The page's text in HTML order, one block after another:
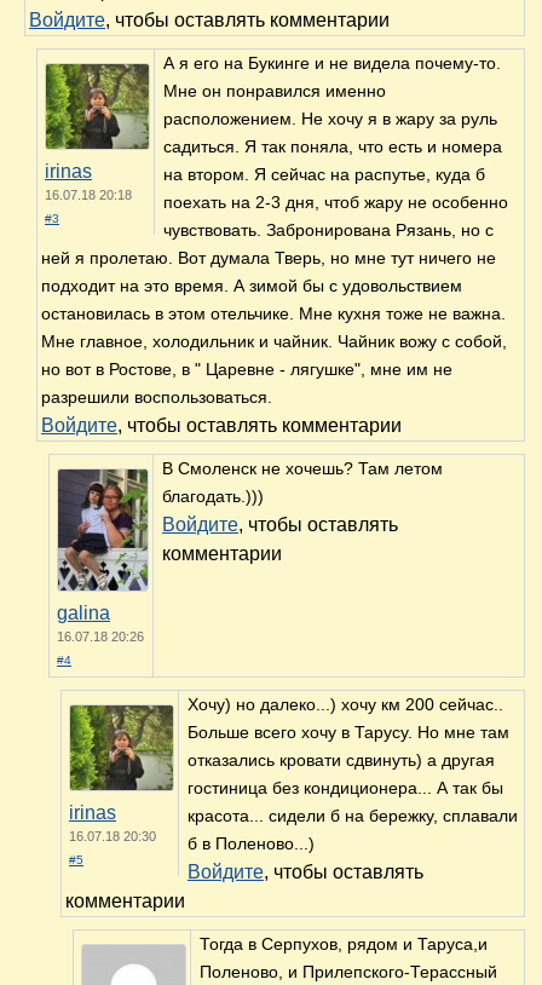
Войдите, чтобы оставлять комментарии
irinas
16.07.18 20:18
#3
А я его на Букинге и не видела почему-то.
Мне он понравился именно
расположением. Не хочу я в жару за руль
садиться. Я так поняла, что есть и номера
на втором. Я сейчас на распутье, куда б
поехать на 2-3 дня, чтоб жару не особенно
чувствовать. Забронирована Рязань, но с
ней я пролетаю. Вот думала Тверь, но мне тут ничего не
подходит на это время. А зимой бы с удовольствием
остановилась в этом отельчике. Мне кухня тоже не важна.
Мне главное, холодильник и чайник. Чайник вожу с собой,
но вот в Ростове, в " Царевне - лягушке", мне им не
разрешили воспользоваться.
Войдите, чтобы оставлять комментарии
galina
16.07.18 20:26
#4
В Смоленск не хочешь? Там летом
благодать.)))
Войдите, чтобы оставлять
комментарии
irinas
16.07.18 20:30
#5
Хочу) но далеко...) хочу км 200 сейчас..
Больше всего хочу в Тарусу. Но мне там
отказались кровати сдвинуть) а другая
гостиница без кондиционера... А так бы
красота... сидели б на бережку, сплавали
б в Поленово...)
Войдите, чтобы оставлять
комментарии
Тогда в Серпухов, рядом и Таруса,и
Поленово, и Прилепского-Терассный